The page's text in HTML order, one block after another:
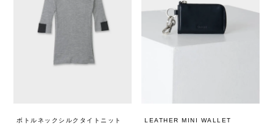
ボトルネックシルクタイトニット
LEATHER MINI WALLET